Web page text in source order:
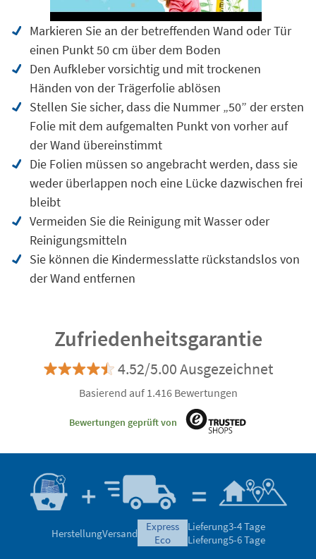
Markieren Sie an der betreffenden Wand oder Tür
einen Punkt 50 cm über dem Boden
Den Aufkleber vorsichtig und mit trockenen
Händen von der Trägerfolie ablösen
Stellen Sie sicher, dass die Nummer „50” der ersten
Folie mit dem aufgemalten Punkt von vorher auf
der Wand übereinstimmt
Die Folien müssen so angebracht werden, dass sie
weder überlappen noch eine Lücke dazwischen frei
bleibt
Vermeiden Sie die Reinigung mit Wasser oder
Reinigungsmitteln
Sie können die Kindermesslatte rückstandslos von
der Wand entfernen
Zufriedenheitsgarantie
4.52/5.00 Ausgezeichnet
Basierend auf 1.416 Bewertungen
Bewertungen geprüft von
HerstellungVersand
express
eco
Lieferung3-4 Tage
Lieferung5-6 Tage